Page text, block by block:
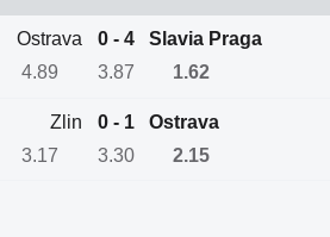
Ostrava 0 - 4
Slavia Praga
4.89
3.87 1.62
Zlin 0 - 1
Ostrava
3.17
3.30 2.15